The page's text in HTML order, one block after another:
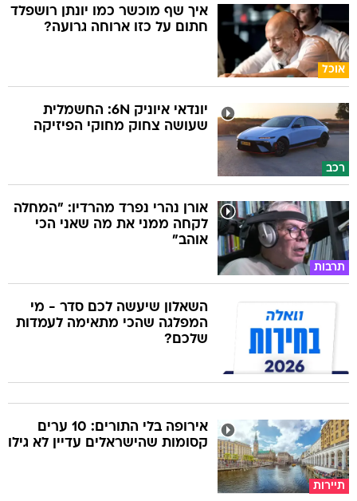
אוכל
איך שף מוכשר כמו יונתן רושפלד
חתום על כזו ארוחה גרועה?
רכב
יונדאי איוניק 6N: החשמלית
שעושה צחוק מחוקי הפיזיקה
תרבות
אורן נהרי נפרד מהרדיו: "המחלה
לקחה ממני את מה שאני הכי
אוהב"
השאלון שיעשה לכם סדר - מי
המפלגה שהכי מתאימה לעמדות
שלכם?
תיירות
אירופה בלי התורים: 10 ערים
קסומות שהישראלים עדיין לא גילו